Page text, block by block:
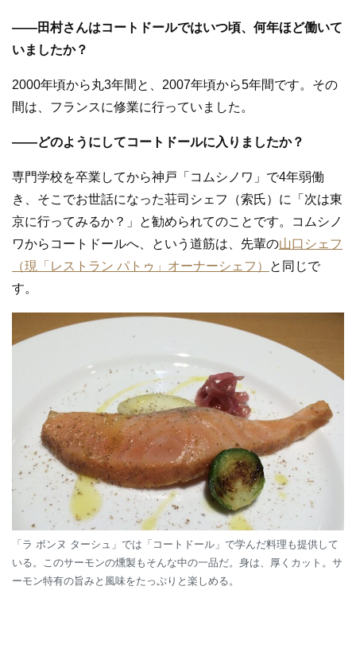
——田村さんはコートドールではいつ頃、何年ほど働いて
いましたか？
2000年頃から丸3年間と、2007年頃から5年間です。その
間は、フランスに修業に行っていました。
——どのようにしてコートドールに入りましたか？
専門学校を卒業してから神戸「コムシノワ」で4年弱働
き、そこでお世話になった荘司シェフ（索氏）に「次は東
京に行ってみるか？」と勧められてのことです。コムシノ
ワからコートドールへ、という道筋は、先輩の山口シェフ
（現「レストラン パトゥ」オーナーシェフ）
と同じで
す。
「ラ ボンヌ ターシュ」では「コートドール」で学んだ料理も提供して
いる。このサーモンの燻製もそんな中の一品だ。身は、厚くカット。サ
ーモン特有の旨みと風味をたっぷりと楽しめる。